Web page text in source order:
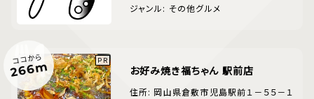
ジャンル: その他グルメ
ココから
266m お好み焼き福ちゃん 駅前店
住所: 岡山県倉敷市児島駅前１－５５－１